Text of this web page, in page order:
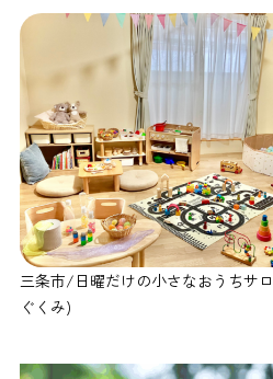
三条市/日曜だけの小さなおうちサ
ぐくみ)